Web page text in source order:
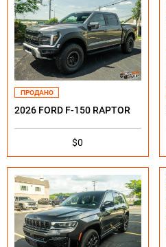
ПРОДАНО
2026 FORD F-150 RAPTOR
$0